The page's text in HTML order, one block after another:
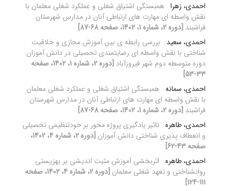
احمدی، زهرا همبستگی اشتیاق شغلی و عملکرد شغلی معلمان با
نقش واسطه ای مهارت های ارتباطی آنان در مدارس شهرستان
فراشبند [دوره 2، شماره 1، 1402، صفحه 68-87]
احمدی، سعید
بررسی رابطه ی بین آموزش مجازی و خلاقیت
شناختی با نقش واسطه ای رضایتمندی تحصیلی در دانش آموزان
دوره متوسطه دوم شهر فیروزآباد
[دوره 2، شماره 1، 1402، صفحه
33-53]
احمدی، سمانه همبستگی اشتیاق شغلی و عملکرد شغلی معلمان
با نقش واسطه ای مهارت های ارتباطی آنان در مدارس شهرستان
فراشبند [دوره 2، شماره 1، 1402، صفحه 68-87]
احمدی، طاهره تاثیر یادگیری پروژه محور بر خودتنظیمی تحصیلی
و انعطاف پذیری شناختی دانش آموزان
[دوره 2، شماره 4، 1402،
صفحه 43-62]
احمدی، طاهره اثربخشی آموزش مثبت اندیشی بر بهزیستی
روانشناختی و تعهد شغلی معلمان
[دوره 2، شماره 4، 1402، صفحه
111-124]